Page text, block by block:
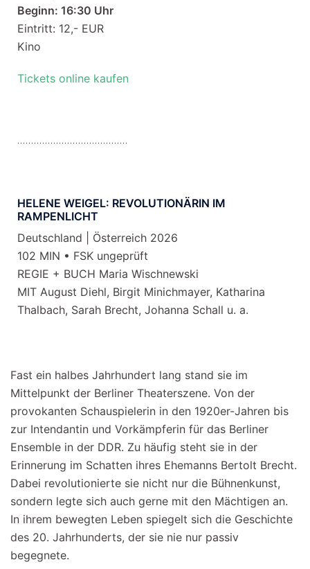
Beginn: 16:30 Uhr
Eintritt: 12,- EUR
Kino
Tickets online kaufen
HELENE WEIGEL: REVOLUTIONÄRIN IM
RAMPENLICHT
Deutschland | Österreich 2026
102 MIN • FSK ungeprüft
REGIE + BUCH Maria Wischnewski
MIT August Diehl, Birgit Minichmayer, Katharina
Thalbach, Sarah Brecht, Johanna Schall u. a.
Fast ein halbes Jahrhundert lang stand sie im
Mittelpunkt der Berliner Theaterszene. Von der
provokanten Schauspielerin in den 1920er-Jahren bis
zur Intendantin und Vorkämpferin für das Berliner
Ensemble in der DDR. Zu häufig steht sie in der
Erinnerung im Schatten ihres Ehemanns Bertolt Brecht.
Dabei revolutionierte sie nicht nur die Bühnenkunst,
sondern legte sich auch gerne mit den Mächtigen an.
In ihrem bewegten Leben spiegelt sich die Geschichte
des 20. Jahrhunderts, der sie nie nur passiv
begegnete.